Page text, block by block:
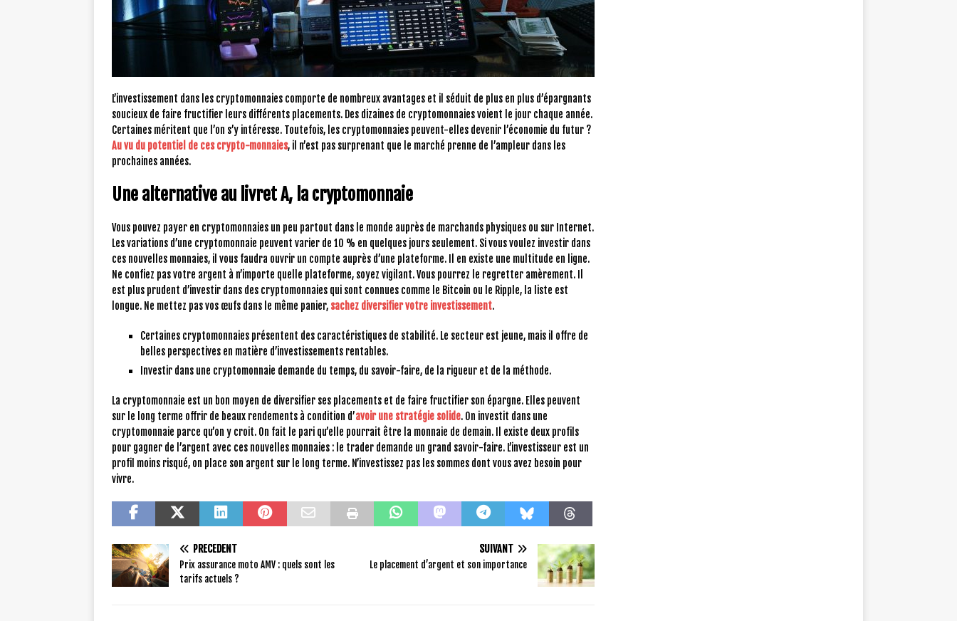
L’investissement dans les cryptomonnaies comporte de nombreux avantages et il séduit de plus en plus d’épargnants
soucieux de faire fructifier leurs différents placements. Des dizaines de cryptomonnaies voient le jour chaque année.
Certaines méritent que l’on s’y intéresse. Toutefois, les cryptomonnaies peuvent-elles devenir l’économie du futur ?
Au vu du potentiel de ces crypto-monnaies, il n’est pas surprenant que le marché prenne de l’ampleur dans les
prochaines années.
Une alternative au livret A, la cryptomonnaie
Vous pouvez payer en cryptomonnaies un peu partout dans le monde auprès de marchands physiques ou sur Internet.
Les variations d’une cryptomonnaie peuvent varier de 10 % en quelques jours seulement. Si vous voulez investir dans
ces nouvelles monnaies, il vous faudra ouvrir un compte auprès d’une plateforme. Il en existe une multitude en ligne.
Ne confiez pas votre argent à n’importe quelle plateforme, soyez vigilant. Vous pourrez le regretter amèrement. Il
est plus prudent d’investir dans des cryptomonnaies qui sont connues comme le Bitcoin ou le Ripple, la liste est
longue. Ne mettez pas vos œufs dans le même panier, sachez diversifier votre investissement.
Certaines cryptomonnaies présentent des caractéristiques de stabilité. Le secteur est jeune, mais il offre de
belles perspectives en matière d’investissements rentables.
Investir dans une cryptomonnaie demande du temps, du savoir-faire, de la rigueur et de la méthode.
La cryptomonnaie est un bon moyen de diversifier ses placements et de faire fructifier son épargne. Elles peuvent
sur le long terme offrir de beaux rendements à condition d’avoir une stratégie solide. On investit dans une
cryptomonnaie parce qu’on y croit. On fait le pari qu’elle pourrait être la monnaie de demain. Il existe deux profils
pour gagner de l’argent avec ces nouvelles monnaies : le trader demande un grand savoir-faire. L’investisseur est un
profil moins risqué, on place son argent sur le long terme. N’investissez pas les sommes dont vous avez besoin pour
vivre.
PRÉCÉDENT
Prix assurance moto AMV : quels sont les
tarifs actuels ?
SUIVANT
Le placement d’argent et son importance